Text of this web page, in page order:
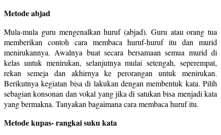
Metode abjad
Mula-mula guru mengenalkan huruf (abjad). Guru atau orang tua
memberikan contoh cara membaca huruf-huruf itu dan murid
menirukannya. Awalnya buat secara bersamaan semua murid di
kelas untuk menirukan, selanjutnya mulai setengah, seperempat,
rekan semeja dan akhirnya ke perorangan untuk menirukan.
Berikutnya kegiatan bisa di lakukan dengan membentuk kata. Pilih
sebagian konsonan dan vokal yang jika di satukan bisa menjadi kata
yang bermakna. Tanyakan bagaimana cara membaca huruf itu.
Metode kupas- rangkai suku kata